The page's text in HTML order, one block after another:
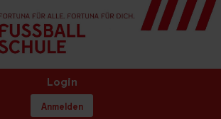
Login
Anmelden